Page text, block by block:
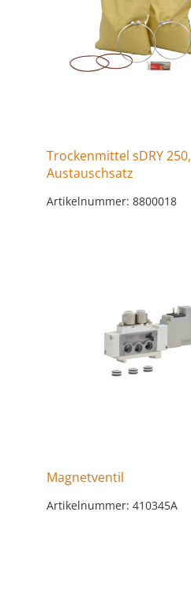
Trockenmittel sDRY 250,
Austauschsatz
Artikelnummer: 8800018
Magnetventil
Artikelnummer: 410345A